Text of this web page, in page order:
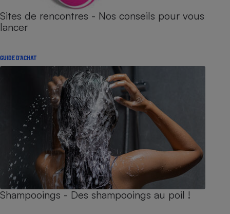
Sites de rencontres - Nos conseils pour vous
lancer
GUIDE D'ACHAT
Shampooings - Des shampooings au poil !